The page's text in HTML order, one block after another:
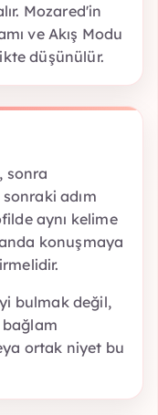
Mozared'in
ve Akış Modu
düşünülür.
sonra
adım
aynı kelime
konuşmaya
bulmak değil,
ortak niyet bu